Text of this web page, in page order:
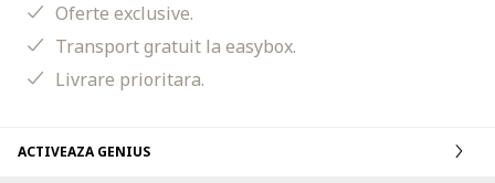
Oferte exclusive.
Transport gratuit la easybox.
Livrare prioritara.
ACTIVEAZA GENIUS